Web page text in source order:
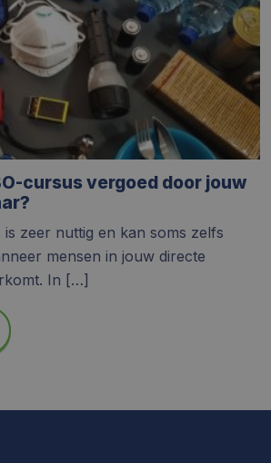
cursus vergoed door jouw
is zeer nuttig en kan soms zelfs
mensen in jouw directe
In […]